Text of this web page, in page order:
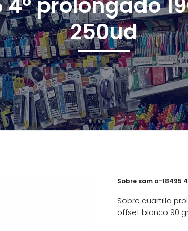
250ud
Sobre sam a-18495
Sobre cuartilla
offset blanco 90